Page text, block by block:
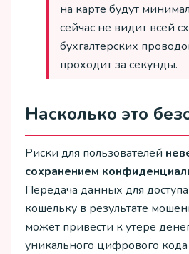
на карте будут
сейчас не видит всей
бухгалтерских
проходит за секунды.
Насколько это
Риски для пользователей
сохранением
Передача данных для
кошельку в результате
может привести к утере
уникального цифрового